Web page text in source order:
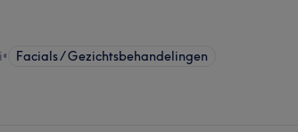
• Facials / Gezichtsbehandelingen